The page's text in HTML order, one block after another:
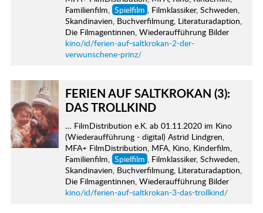
Familienfilm, Spielfilm , Filmklassiker, Schweden,
Skandinavien, Buchverfilmung, Literaturadaption,
Die Filmagentinnen, Wiederaufführung Bilder
kino/id/ferien-auf-saltkrokan-2-der-
verwunschene-prinz/
FERIEN AUF SALTKROKAN (3):
DAS TROLLKIND
… FilmDistribution e.K. ab 01.11.2020 im Kino
(Wiederaufführung - digital) Astrid Lindgren,
MFA+ FilmDistribution, MFA, Kino, Kinderfilm,
Familienfilm, Spielfilm , Filmklassiker, Schweden,
Skandinavien, Buchverfilmung, Literaturadaption,
Die Filmagentinnen, Wiederaufführung Bilder
kino/id/ferien-auf-saltkrokan-3-das-trollkind/